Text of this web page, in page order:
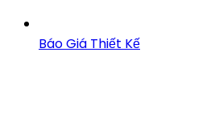
Báo Giá Thiết Kế